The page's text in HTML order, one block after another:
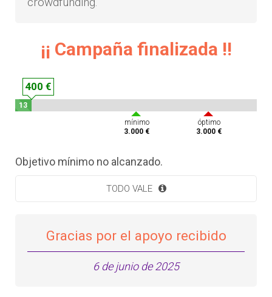
¡¡ Campaña finalizada !!
400 €
13
mínimo
3.000 €
óptimo
3.000 €
Objetivo mínimo no alcanzado.
TODO VALE
Gracias por el apoyo recibido
6 de junio de 2025